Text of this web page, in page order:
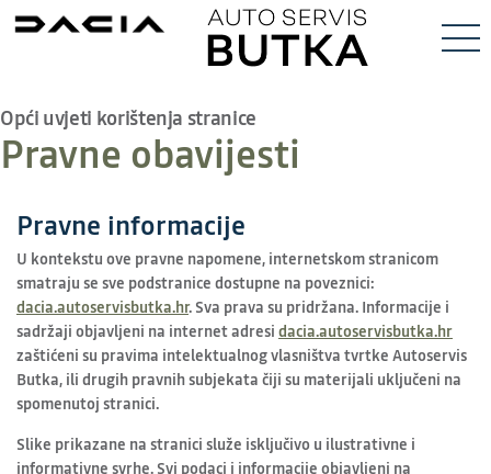
Pravne obavijesti
Opći uvjeti korištenja stranice
Pravne informacije
U kontekstu ove pravne napomene, internetskom stranicom
smatraju se sve podstranice dostupne na poveznici:
dacia.autoservisbutka.hr. Sva prava su pridržana. Informacije i
sadržaji objavljeni na internet adresi dacia.autoservisbutka.hr
zaštićeni su pravima intelektualnog vlasništva tvrtke Autoservis
Butka, ili drugih pravnih subjekata čiji su materijali uključeni na
spomenutoj stranici.
Slike prikazane na stranici služe isključivo u ilustrativne i
informativne svrhe. Svi podaci i informacije objavljeni na